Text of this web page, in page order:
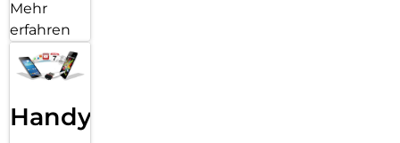
Mehr
erfahren
Handy